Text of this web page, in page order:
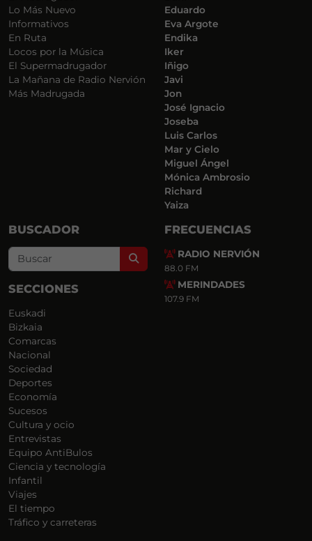
Lo Más Nuevo
Informativos
En Ruta
Locos por la Música
El Supermadrugador
La Mañana de Radio Nervión
Más Madrugada
Eduardo
Eva Argote
Endika
Iker
Iñigo
Javi
Jon
José Ignacio
Joseba
Luis Carlos
Mar y Cielo
Miguel Ángel
Mónica Ambrosio
Richard
Yaiza
BUSCADOR
Search
SECCIONES
Euskadi
Bizkaia
Comarcas
Nacional
Sociedad
Deportes
Economía
Sucesos
Cultura y ocio
Entrevistas
Equipo AntiBulos
Ciencia y tecnología
Infantil
Viajes
El tiempo
Tráfico y carreteras
FRECUENCIAS
RADIO NERVIÓN
88.0 FM
MERINDADES
107.9 FM